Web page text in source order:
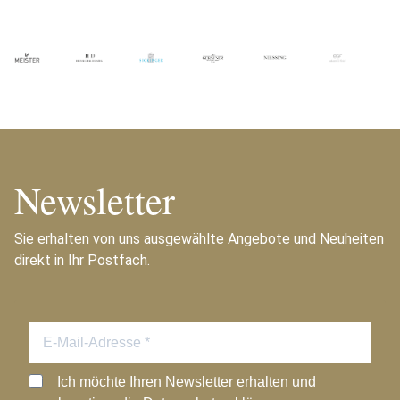
Newsletter
Sie erhalten von uns ausgewählte Angebote und Neuheiten
direkt in Ihr Postfach.
Ich möchte Ihren Newsletter erhalten und